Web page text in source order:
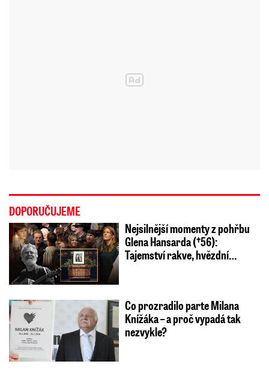
DOPORUČUJEME
Nejsilnější momenty z pohřbu
Glena Hansarda (†56):
Tajemství rakve, hvězdní…
Co prozradilo parte Milana
Knížáka – a proč vypadá tak
nezvykle?